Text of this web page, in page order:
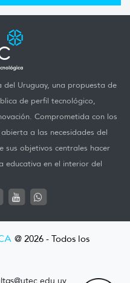
del Uruguay, una propuesta de
de perfil tecnológico,
Comprometida con los
a las necesidades del
sus objetivos centrales hacer
educativa en el interior del
@ 2026 - Todos los